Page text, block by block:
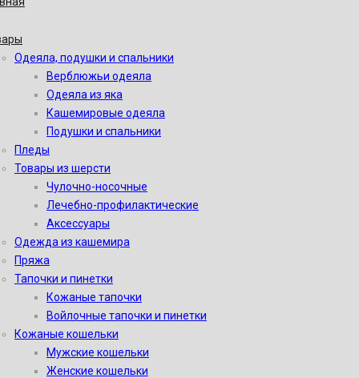
Одеяла, подушки и спальники
Верблюжьи одеяла
Одеяла из яка
Кашемировые одеяла
Подушки и спальники
Пледы
Товары из шерсти
Чулочно-носочные
Лечебно-профилактические
Аксессуары
Одежда из кашемира
Пряжа
Тапочки и пинетки
Кожаные тапочки
Войлочные тапочки и пинетки
Кожаные кошельки
Мужские кошельки
Женские кошельки